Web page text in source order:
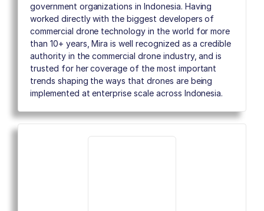
government organizations in Indonesia. Having
worked directly with the biggest developers of
commercial drone technology in the world for more
than 10+ years, Mira is well recognized as a credible
authority in the commercial drone industry, and is
trusted for her coverage of the most important
trends shaping the ways that drones are being
implemented at enterprise scale across Indonesia.